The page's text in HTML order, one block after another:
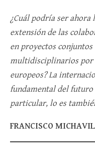
¿Cuál podría ser
extensión de las
en proyectos
multidisciplinarios por
europeos? La
fundamental del
particular, lo es
FRANCISCO